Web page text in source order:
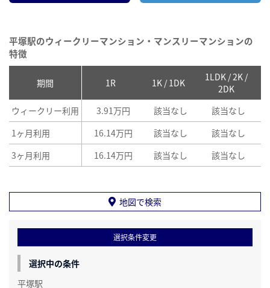
平塚駅のウィークリーマンション・マンスリーマンションの
特徴
期間 1R 1K / 1DK
1LDK / 2K /
2DK
ウィークリー利用 3.91万円 該当なし 該当なし
1ヶ月利用
16.14万円 該当なし 該当なし
3ヶ月利用
16.14万円 該当なし 該当なし
地図で検索
選択条件変更
選択中の条件
平塚駅